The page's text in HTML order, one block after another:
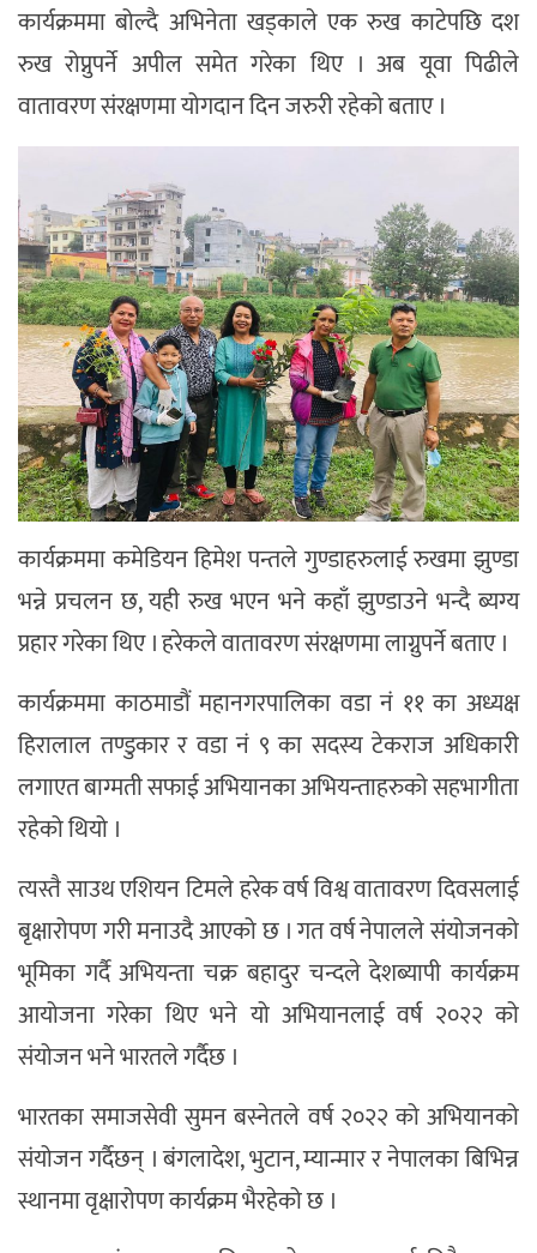
कार्यक्रममा बोल्दै अभिनेता खड्काले एक रुख काटेपछि दश
रुख रोप्नुपर्ने अपील समेत गरेका थिए । अब यूवा पिढीले
वातावरण संरक्षणमा योगदान दिन जरुरी रहेको बताए ।
कार्यक्रममा कमेडियन हिमेश पन्तले गुण्डाहरुलाई रुखमा झुण्डा
भन्ने प्रचलन छ, यही रुख भएन भने कहाँ झुण्डाउने भन्दै ब्यग्य
प्रहार गरेका थिए । हरेकले वातावरण संरक्षणमा लाग्नुपर्ने बताए ।
कार्यक्रममा काठमाडौं महानगरपालिका वडा नं ११ का अध्यक्ष
हिरालाल तण्डुकार र वडा नं ९ का सदस्य टेकराज अधिकारी
लगाएत बाग्मती सफाई अभियानका अभियन्ताहरुको सहभागीता
रहेको थियो ।
त्यस्तै साउथ एशियन टिमले हरेक वर्ष विश्व वातावरण दिवसलाई
बृक्षारोपण गरी मनाउदै आएको छ । गत वर्ष नेपालले संयोजनको
भूमिका गर्दै अभियन्ता चक्र बहादुर चन्दले देशब्यापी कार्यक्रम
आयोजना गरेका थिए भने यो अभियानलाई वर्ष २०२२ को
संयोजन भने भारतले गर्दैछ ।
भारतका समाजसेवी सुमन बस्नेतले वर्ष २०२२ को अभियानको
संयोजन गर्दैछन् । बंगलादेश, भुटान, म्यान्मार र नेपालका बिभिन्न
स्थानमा वृक्षारोपण कार्यक्रम भैरहेको छ ।